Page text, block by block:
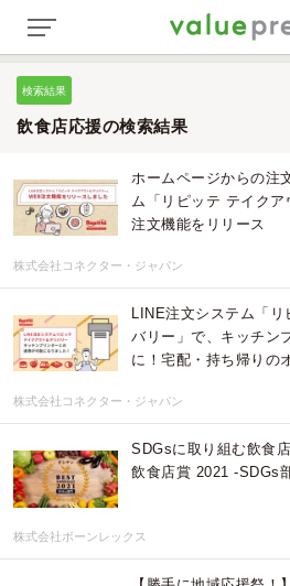
検索結果
飲食店応援の検索結果
ホームページからの注
ム「リピッテ テイク
注文機能をリリース
株式会社コネクター・ジャパン
LINE注文システム「リ
バリー」で、キッチン
に！宅配・持ち帰りの
株式会社コネクター・ジャパン
SDGsに取り組む飲食
飲食店賞 2021 -SDGs
株式会社ボーンレックス